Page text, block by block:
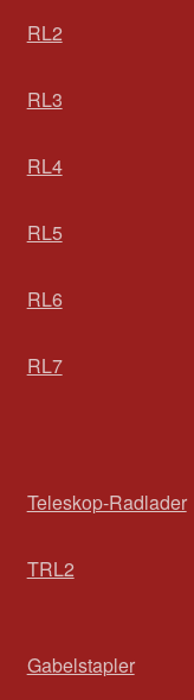
RL2
RL3
RL4
RL5
RL6
RL7
Teleskop-Radlader
TRL2
Gabelstapler